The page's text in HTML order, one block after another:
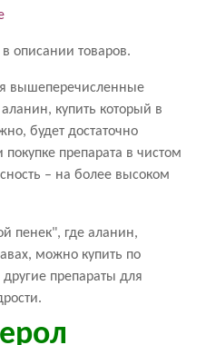
описании товаров.
вышеперечисленные
купить который в
будет достаточно
препарата в чистом
– на более высоком
пенек", где аланин,
можно купить по
препараты для